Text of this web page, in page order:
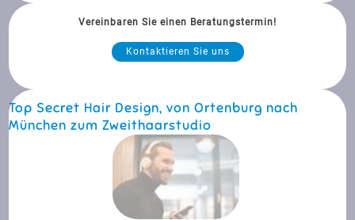
Vereinbaren Sie einen Beratungstermin!
Kontaktieren Sie uns
Top Secret Hair Design, von Ortenburg nach
München zum Zweithaarstudio